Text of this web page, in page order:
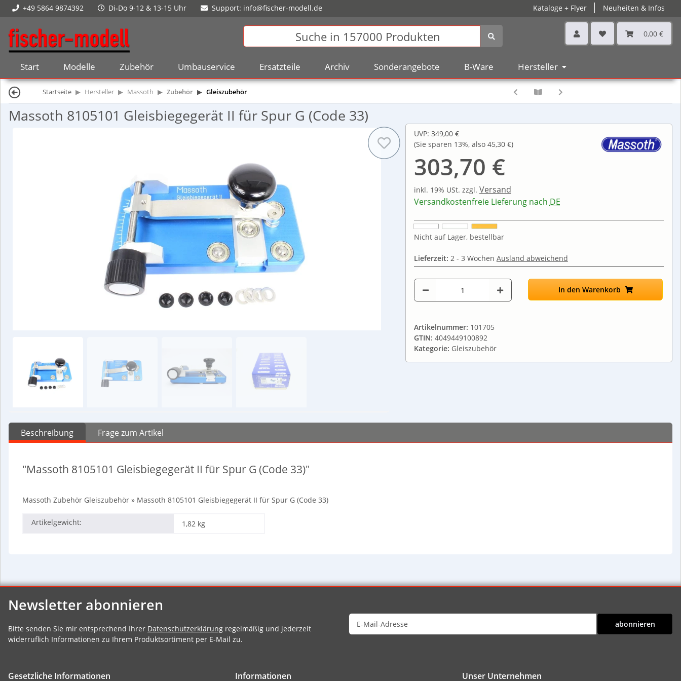
Kataloge + Flyer Neuheiten & Infos
+49 5864 9874392 Di-Do 9-12 & 13-15 Uhr Support: info@fischer-modell.de
0,00 €
Start Modelle Zubehör Umbauservice Ersatzteile Archiv Sonderangebote B-Ware Hersteller
Startseite Hersteller Massoth Zubehör Gleiszubehör
Massoth 8105101 Gleisbiegegerät II für Spur G (Code 33)
UVP: 349,00 €
(Sie sparen 13%, also 45,30 €)
303,70 €
inkl. 19% USt. zzgl. Versand
Versandkostenfreie Lieferung nach DE
Nicht auf Lager, bestellbar
Lieferzeit: 2 - 3 Wochen Ausland abweichend
In den Warenkorb
Artikelnummer: 101705
GTIN: 4049449100892
Kategorie: Gleiszubehör
Beschreibung Frage zum Artikel
"Massoth 8105101 Gleisbiegegerät II für Spur G (Code 33)"
Massoth Zubehör Gleiszubehör » Massoth 8105101 Gleisbiegegerät II für Spur G (Code 33)
Artikelgewicht: 1,82 kg
Newsletter abonnieren
Bitte senden Sie mir entsprechend Ihrer Datenschutzerklärung regelmäßig und jederzeit
widerruflich Informationen zu Ihrem Produktsortiment per E-Mail zu.
abonnieren
Gesetzliche Informationen Informationen Unser Unternehmen